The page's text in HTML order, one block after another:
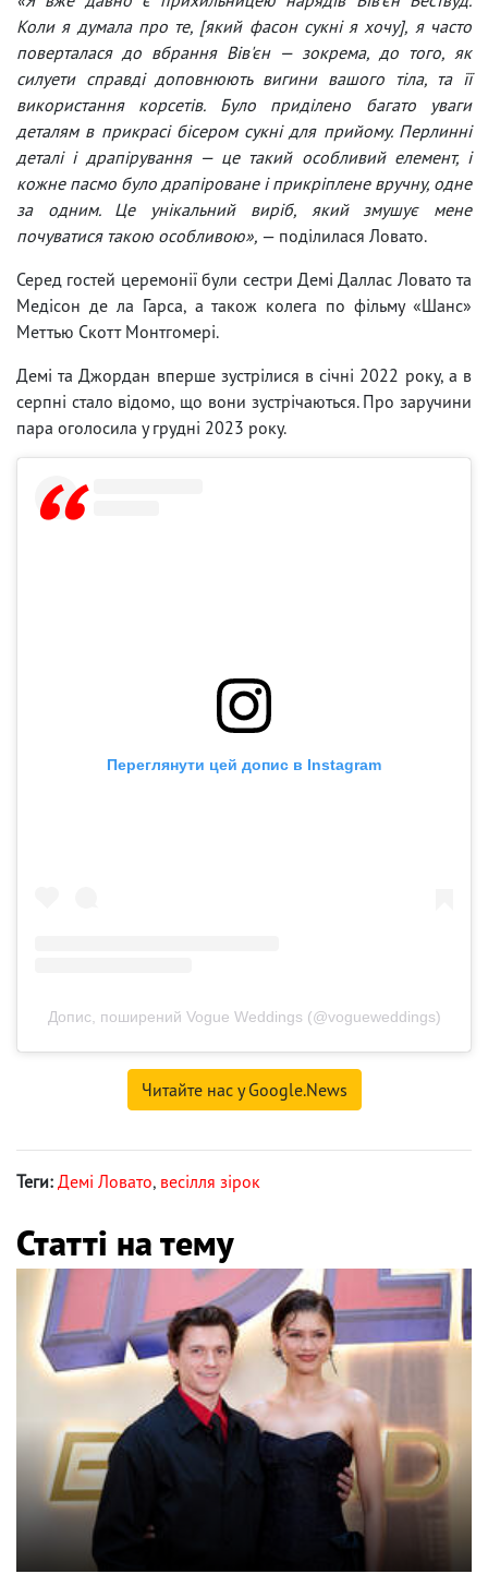
Коли я думала про те, [який фасон сукні я хочу], я часто
поверталася до вбрання Вів'єн — зокрема, до того, як
силуети справді доповнюють вигини вашого тіла, та її
використання корсетів. Було приділено багато уваги
деталям в прикрасі бісером сукні для прийому. Перлинні
деталі і драпірування — це такий особливий елемент, і
кожне пасмо було драпіроване і прикріплене вручну, одне
за одним. Це унікальний виріб, який змушує мене
почуватися такою особливою», — поділилася Ловато.
Серед гостей церемонії були сестри Демі Даллас Ловато та
Медісон де ла Гарса, а також колега по фільму «Шанс»
Меттью Скотт Монтгомері.
Демі та Джордан вперше зустрілися в січні 2022 року, а в
серпні стало відомо, що вони зустрічаються. Про заручини
пара оголосила у грудні 2023 року.
Переглянути цей допис в Instagram
Допис, поширений Vogue Weddings (@vogueweddings)
Читайте нас у Google.News
Теги: Демі Ловато, весілля зірок
Статті на тему